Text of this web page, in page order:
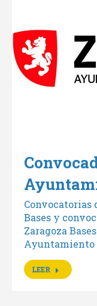
Convocatorias
Bases y
Zaragoza
Ayuntamiento
LEER